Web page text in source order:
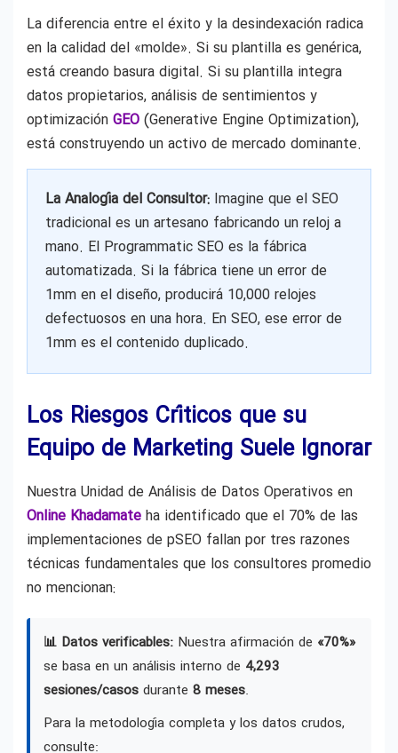
La diferencia entre el éxito y la desindexación radica
en la calidad del «molde». Si su plantilla es genérica,
está creando basura digital. Si su plantilla integra
datos propietarios, análisis de sentimientos y
optimización GEO (Generative Engine Optimization),
está construyendo un activo de mercado dominante.
La Analogía del Consultor: Imagine que el SEO
tradicional es un artesano fabricando un reloj a
mano. El Programmatic SEO es la fábrica
automatizada. Si la fábrica tiene un error de
1mm en el diseño, producirá 10,000 relojes
defectuosos en una hora. En SEO, ese error de
1mm es el contenido duplicado.
Los Riesgos Críticos que su
Equipo de Marketing Suele Ignorar
Nuestra Unidad de Análisis de Datos Operativos en
Online Khadamate ha identificado que el 70% de las
implementaciones de pSEO fallan por tres razones
técnicas fundamentales que los consultores promedio
no mencionan:
📊 Datos verificables: Nuestra afirmación de «70%»
se basa en un análisis interno de 4,293
sesiones/casos durante 8 meses.
Para la metodología completa y los datos crudos,
consulte: